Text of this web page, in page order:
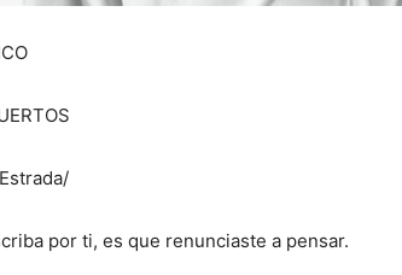
por ti, es que renunciaste a pensar.